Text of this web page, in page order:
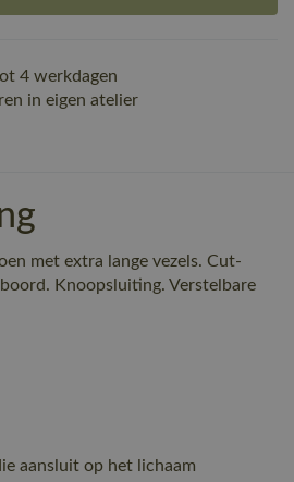
4 werkdagen
in eigen atelier
met extra lange vezels. Cut-
Knoopsluiting. Verstelbare
aansluit op het lichaam